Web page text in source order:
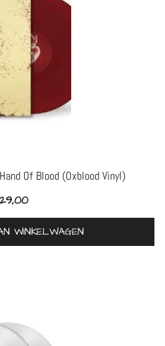
Of Blood (Oxblood Vinyl)
29,00
WINKELWAGEN